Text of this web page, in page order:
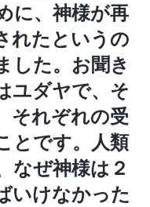
に、神様が再
れたというの
した。お聞き
ユダヤで、そ
それぞれの受
とです。人類
なぜ神様は２
いけなかった